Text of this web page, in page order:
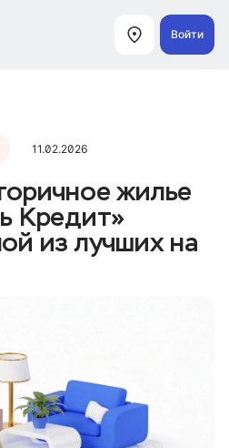
Войти
11.02.2026
жилье
Кредит»
из лучших на